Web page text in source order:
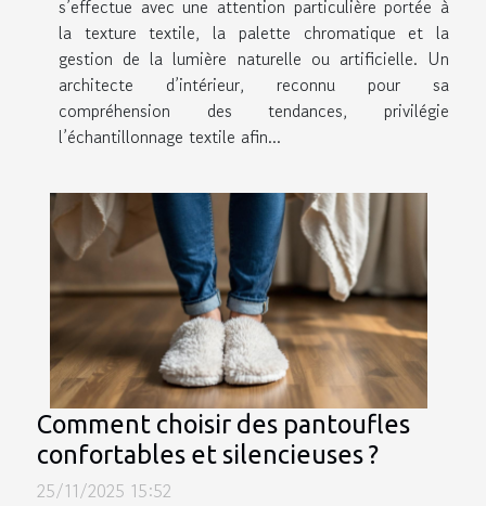
s’effectue avec une attention particulière portée à
la texture textile, la palette chromatique et la
gestion de la lumière naturelle ou artificielle. Un
architecte d’intérieur, reconnu pour sa
compréhension des tendances, privilégie
l’échantillonnage textile afin...
Comment choisir des pantoufles
confortables et silencieuses ?
25/11/2025 15:52